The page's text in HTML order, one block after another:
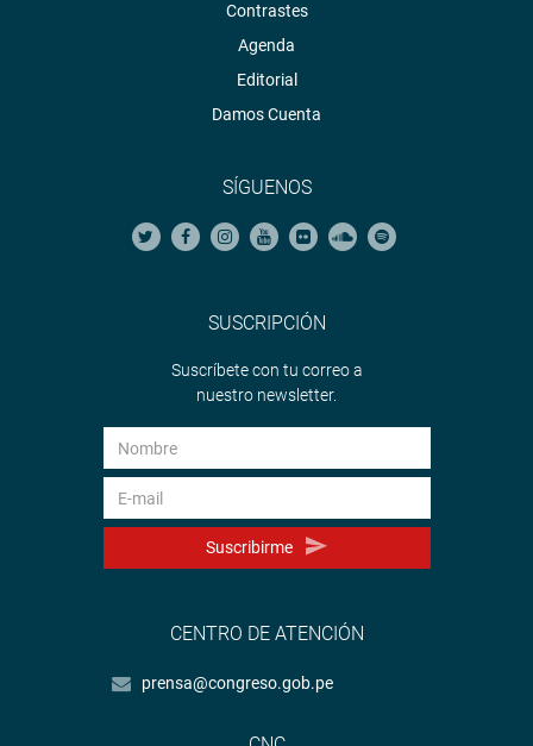
Contrastes
Agenda
Editorial
Damos Cuenta
SÍGUENOS
SUSCRIPCIÓN
Suscríbete con tu correo a
nuestro newsletter.
Suscribirme
CENTRO DE ATENCIÓN
prensa@congreso.gob.pe